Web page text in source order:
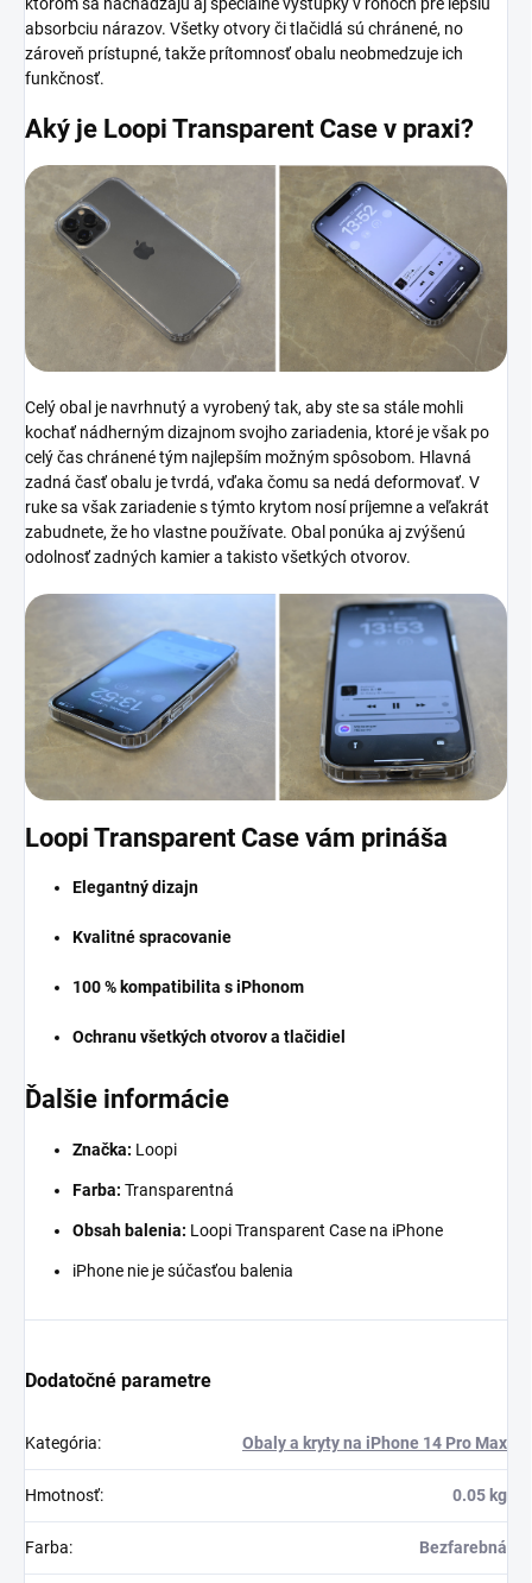
absorbciu nárazov. Všetky otvory či tlačidlá sú chránené, no
zároveň prístupné, takže prítomnosť obalu neobmedzuje ich
funkčnosť.
Aký je Loopi Transparent Case v praxi?
Celý obal je navrhnutý a vyrobený tak, aby ste sa stále mohli
kochať nádherným dizajnom svojho zariadenia, ktoré je však po
celý čas chránené tým najlepším možným spôsobom. Hlavná
zadná časť obalu je tvrdá, vďaka čomu sa nedá deformovať. V
ruke sa však zariadenie s týmto krytom nosí príjemne a veľakrát
zabudnete, že ho vlastne používate. Obal ponúka aj zvýšenú
odolnosť zadných kamier a takisto všetkých otvorov.
Loopi Transparent Case vám prináša
Elegantný dizajn
Kvalitné spracovanie
100 % kompatibilita s iPhonom
Ochranu všetkých otvorov a tlačidiel
Ďalšie informácie
Značka: Loopi
Farba: Transparentná
Obsah balenia: Loopi Transparent Case na iPhone
iPhone nie je súčasťou balenia
Dodatočné parametre
Kategória: Obaly a kryty na iPhone 14 Pro Max
Hmotnosť: 0.05 kg
Farba: Bezfarebná